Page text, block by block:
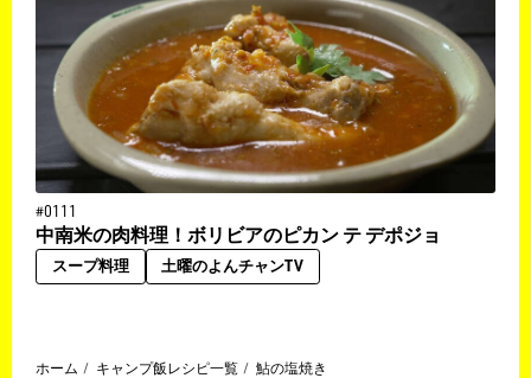
#0111
中南米の肉料理！ボリビアのピカン テ デポジョ
スープ料理 土曜のよんチャンTV
ホーム キャンプ飯レシピ一覧 鮎の塩焼き